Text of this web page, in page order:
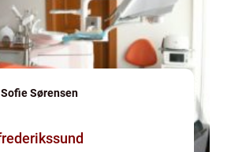
Sofie Sørensen